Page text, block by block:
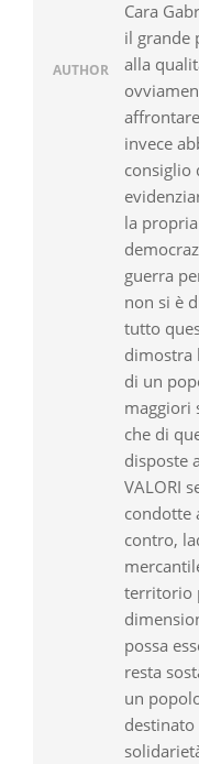
AUTHOR
Cara
il grande
alla
invece
consiglio
la
guerra
non si è
tutto
dimostra
di un
maggiori
che di
disposte
VALORI
condotte
contro,
territorio
possa
resta
un
destinato